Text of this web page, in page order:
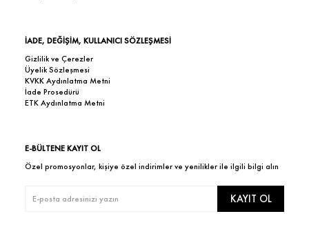
İADE, DEĞİŞİM, KULLANICI SÖZLEŞMESİ
Gizlilik ve Çerezler
Üyelik Sözleşmesi
KVKK Aydınlatma Metni
İade Prosedürü
ETK Aydınlatma Metni
E-BÜLTENE KAYIT OL
Özel promosyonlar, kişiye özel indirimler ve yenilikler ile ilgili bilgi alın
KAYIT OL